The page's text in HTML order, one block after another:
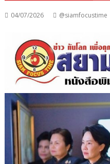
04/07/2026 @siamfocustime